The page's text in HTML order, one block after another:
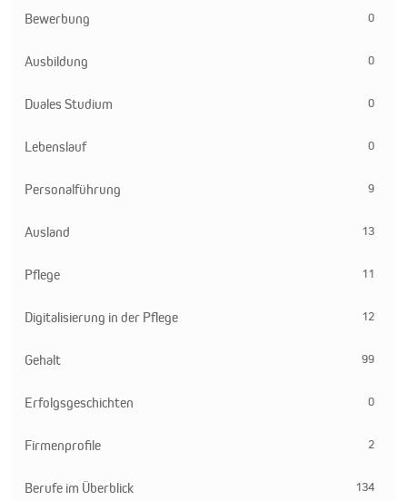
Bewerbung 0
Ausbildung 0
Duales Studium 0
Lebenslauf 0
Personalführung 9
Ausland 13
Pflege 11
Digitalisierung in der Pflege 12
Gehalt 99
Erfolgsgeschichten 0
Firmenprofile 2
Berufe im Überblick 134